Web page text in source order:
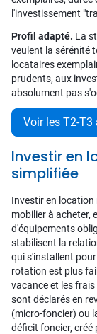
l'investissement
Profil adapté. La
veulent la sérénité
locataires
prudents, aux
absolument pas
Voir les T2-T3
Investir en
simplifiée
Investir en location
mobilier à acheter,
d'équipements
stabilisent la
qui s'installent
rotation est plus
vacance et les
sont déclarés en
(micro-foncier) ou
déficit foncier,